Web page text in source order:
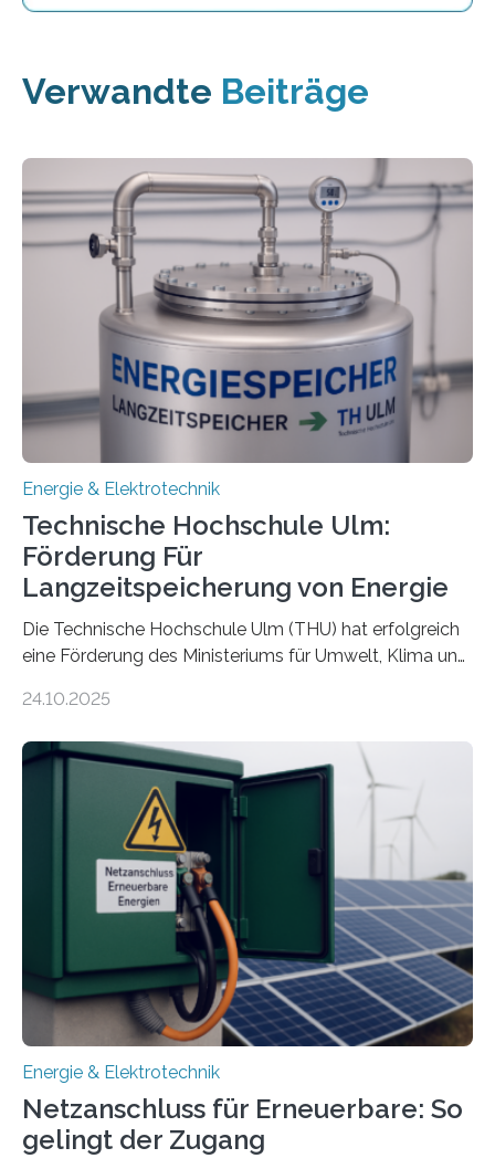
Verwandte Beiträge
Energie & Elektrotechnik
Technische Hochschule Ulm:
Förderung Für
Langzeitspeicherung von Energie
Die Technische Hochschule Ulm (THU) hat erfolgreich
eine Förderung des Ministeriums für Umwelt, Klima und
Forschungsprojekt „LAGER – Langzeitspeicherung in
Quartieren“ eingeworben. Ziel des Projekts ist die
Entwicklung, Erprobung und Demonstration von
Konzepten zur langfristigen Energiespeicherung in
sektorübergreifend vernetzten Energiesystemen. Das
Projekt startete am 15. Oktober 2025, hat eine Laufzeit
von drei Jahren und ein Gesamtvolumen von rund 2,9
Millionen Euro, wovon 2,6 Millionen Euro durch das
Ministerium für Umwelt, Klima und…
24.10.2025
Energie & Elektrotechnik
Netzanschluss für Erneuerbare: So
gelingt der Zugang